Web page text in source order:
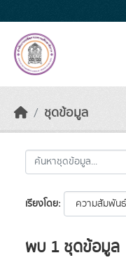
ชุดข้อมูล
เรียงโดย
พบ 1 ชุดข้อมูล